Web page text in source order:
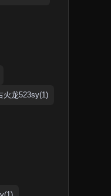
火龙523sy(1)